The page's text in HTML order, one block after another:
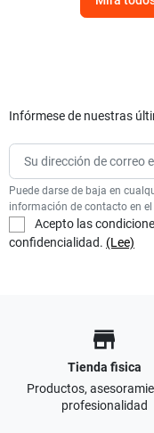
Infórmese de nuestras
Puede darse de baja en
información de contacto en
Acepto las
confidencialidad. (Lee)
store
Tienda fisica
Productos,
profesionalidad